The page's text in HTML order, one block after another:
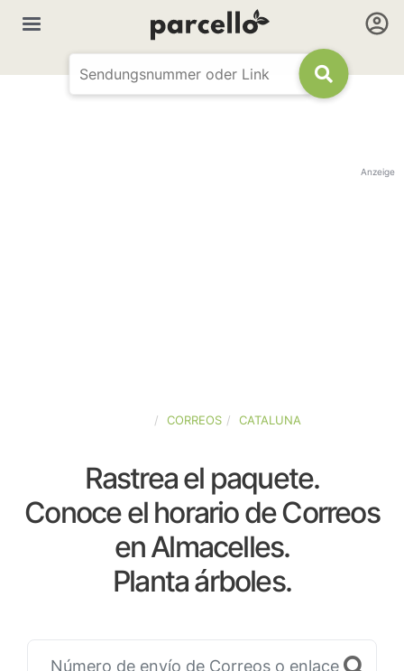
Anzeige
CORREOS CATALUNA
Rastrea el paquete.
Conoce el horario de Correos
en Almacelles.
Planta árboles.